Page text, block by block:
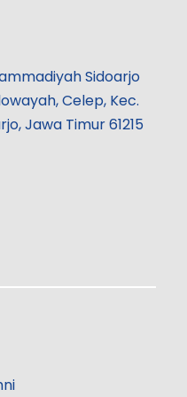
Sidoarjo
Celep, Kec.
Jawa Timur 61215